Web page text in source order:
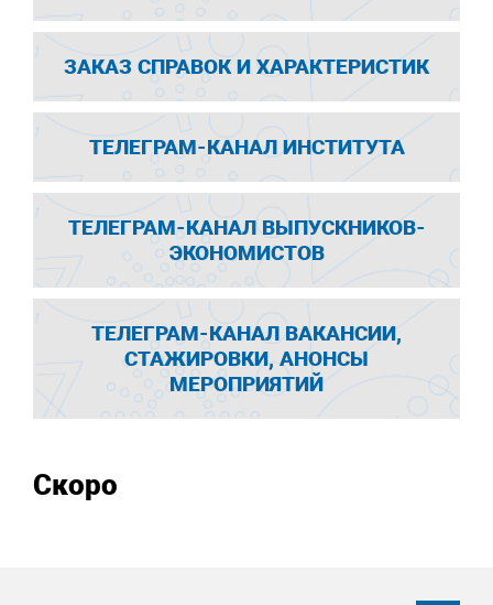
ЗАКАЗ СПРАВОК И ХАРАКТЕРИСТИК
ТЕЛЕГРАМ-КАНАЛ ИНСТИТУТА
ТЕЛЕГРАМ-КАНАЛ ВЫПУСКНИКОВ-
ЭКОНОМИСТОВ
ТЕЛЕГРАМ-КАНАЛ ВАКАНСИИ,
СТАЖИРОВКИ, АНОНСЫ
МЕРОПРИЯТИЙ
Скоро